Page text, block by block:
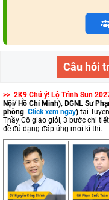
Câu hỏi
>> 2K9 Chú ý! Lộ Trình Sun
Nội/ Hồ Chí Minh), ĐGNL Sư
phòng- Click xem ngay) tại
Thầy Cô giáo giỏi, 3 bước chi
đề đủ dạng đáp ứng mọi kì thi.